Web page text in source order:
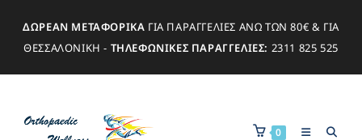
ΔΩΡΕΑΝ ΜΕΤΑΦΟΡΙΚΑ ΓΙΑ ΠΑΡΑΓΓΕΛΙΕΣ ΑΝΩ ΤΩΝ 80€ & ΓΙΑ
ΘΕΣΣΑΛΟΝΙΚΗ - ΤΗΛΕΦΩΝΙΚΕΣ ΠΑΡΑΓΓΕΛΙΕΣ: 2311 825 525
0